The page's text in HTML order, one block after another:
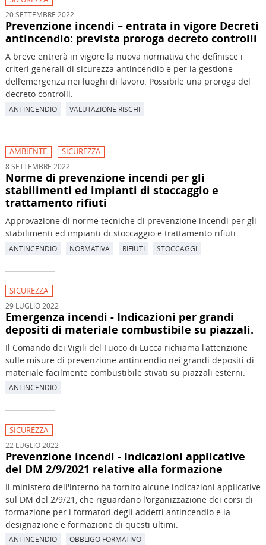
20 SETTEMBRE 2022
Prevenzione incendi – entrata in vigore Decreti
antincendio: prevista proroga decreto controlli
A breve entrerà in vigore la nuova normativa che definisce i
criteri generali di sicurezza antincendio e per la gestione
dell’emergenza nei luoghi di lavoro. Possibile una proroga del
decreto controlli.
ANTINCENDIO VALUTAZIONE RISCHI
AMBIENTE SICUREZZA
8 SETTEMBRE 2022
Norme di prevenzione incendi per gli
stabilimenti ed impianti di stoccaggio e
trattamento rifiuti
Approvazione di norme tecniche di prevenzione incendi per gli
stabilimenti ed impianti di stoccaggio e trattamento rifiuti.
ANTINCENDIO NORMATIVA RIFIUTI STOCCAGGI
SICUREZZA
29 LUGLIO 2022
Emergenza incendi - Indicazioni per grandi
depositi di materiale combustibile su piazzali.
Il Comando dei Vigili del Fuoco di Lucca richiama l'attenzione
sulle misure di prevenzione antincendio nei grandi depositi di
materiale facilmente combustibile stivati su piazzali esterni.
ANTINCENDIO
SICUREZZA
22 LUGLIO 2022
Prevenzione incendi - Indicazioni applicative
del DM 2/9/2021 relative alla formazione
Il ministero dell'interno ha fornito alcune indicazioni applicative
sul DM del 2/9/21, che riguardano l'organizzazione dei corsi di
formazione per i formatori degli addetti antincendio e la
designazione e formazione di questi ultimi.
ANTINCENDIO OBBLIGO FORMATIVO